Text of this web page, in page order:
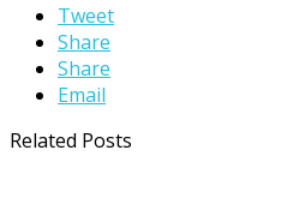
Tweet
Share
Share
Email
Related Posts